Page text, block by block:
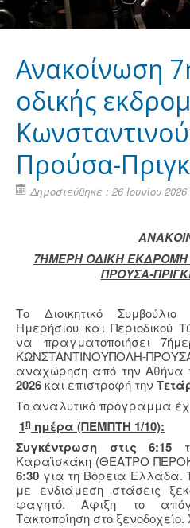
Ανακοίνωση
οδικής
Προύσα-
Δημοσιεύθηκε : 26 Ιουνίου 2026
7ΉΜΕΡΗ ΟΔΙΚΗ
ΠΡΟΥΣΑ-
Το Διοικητικό
Ημερήσιου και Περιοδικού
να πραγματοποιήσει
ΚΩΝΣΤΑΝΤΙΝΟΥΠΟΛΗ-
αναχώρηση από την Αθήνα
2026και επιστροφή την
Το αναλυτικό πρόγραμμα
1η ημέρα (ΠΕΜΠΤΗ 1/10):
Συγκέντρωση στις 6:15
Καραϊσκάκη (ΘΕΑΤΡΟ
6:30 για τη Βόρεια Ελλάδα.
με ενδιάμεση στάσεις
φαγητό. Αφιξη το
Τακτοποίηση στο